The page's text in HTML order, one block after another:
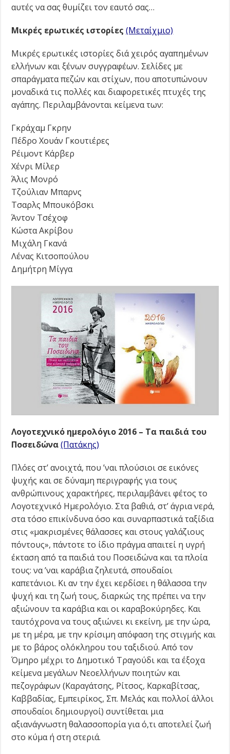
αυτές να σας θυμίζει τον εαυτό σας…
Μικρές ερωτικές ιστορίες (Μεταίχμιο)
Μικρές ερωτικές ιστορίες διά χειρός αγαπημένων
ελλήνων και ξένων συγγραφέων. Σελίδες με
σπαράγματα πεζών και στίχων, που αποτυπώνουν
μοναδικά τις πολλές και διαφορετικές πτυχές της
αγάπης. Περιλαμβάνονται κείμενα των:
Γκράχαμ Γκρην
Πέδρο Χουάν Γκουτιέρες
Ρέιμοντ Κάρβερ
Χένρι Μίλερ
Άλις Μονρό
Τζούλιαν Μπαρνς
Τσαρλς Μπουκόβσκι
Άντον Τσέχοφ
Κώστα Ακρίβου
Μιχάλη Γκανά
Λένας Κιτσοπούλου
Δημήτρη Μίγγα
Λογοτεχνικό ημερολόγιο 2016 – Τα παιδιά του
Ποσειδώνα(Πατάκης)
Πλόες στ’ ανοιχτά, που ’ναι πλούσιοι σε εικόνες
ψυχής και σε δύναµη περιγραφής για τους
ανθρώπινους χαρακτήρες, περιλαµβάνει φέτος το
Λογοτεχνικό Ηµερολόγιο. Στα βαθιά, στ’ άγρια νερά,
στα τόσο επικίνδυνα όσο και συναρπαστικά ταξίδια
στις «µακρισµένες θάλασσες και στους γαλάζιους
πόντους», πάντοτε το ίδιο πράγµα απαιτεί η υγρή
έκταση από τα παιδιά του Ποσειδώνα και τα πλοία
τους: να ’ναι καράβια ζηλευτά, σπουδαίοι
καπετάνιοι. Κι αν την έχει κερδίσει η θάλασσα την
ψυχή και τη ζωή τους, διαρκώς της πρέπει να την
αξιώνουν τα καράβια και οι καραβοκύρηδες. Και
ταυτόχρονα να τους αξιώνει κι εκείνη, µε την ώρα,
µε τη µέρα, µε την κρίσιµη απόφαση της στιγµής και
µε το βάρος ολόκληρου του ταξιδιού. Από τον
Όµηρο µέχρι το Δηµοτικό Τραγούδι και τα έξοχα
κείµενα µεγάλων Νεοελλήνων ποιητών και
πεζογράφων (Καραγάτσης, Ρίτσος, Καρκαβίτσας,
Καββαδίας, Εµπειρίκος, Σπ. Μελάς και πολλοί άλλοι
σπουδαίοι δηµιουργοί) συντίθεται µια
αξιανάγνωστη θαλασσοπορία για ό,τι αποτελεί ζωή
στο κύµα ή στη στεριά.